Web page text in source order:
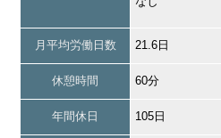
月平均労働日数 21.6日
休憩時間 60分
年間休日 105日